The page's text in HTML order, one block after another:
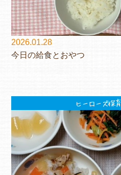
2026.01.28
今日の給食とおやつ
ヒーローズ保